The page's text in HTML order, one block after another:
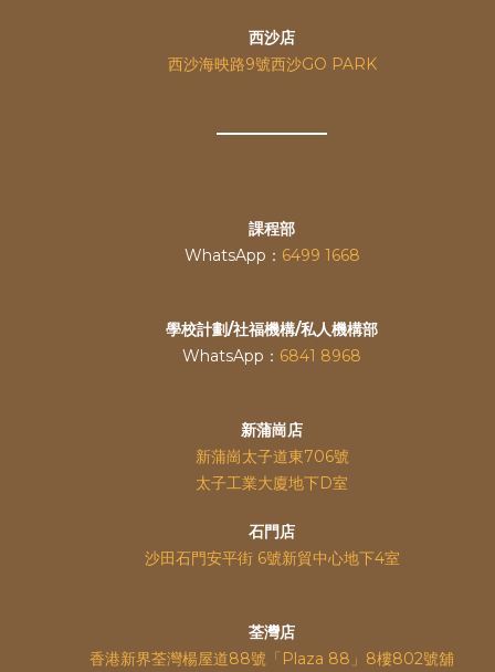
西沙店
西沙海映路9號西沙GO PARK
課程部
WhatsApp： 6499 1668
學校計劃/社福機構/私人機構部
WhatsApp： 6841 8968
新蒲崗店
新蒲崗太子道東706號
太子工業大廈地下D室
石門店
沙田石門安平街 6號新貿中心地下4室
荃灣店
香港新界荃灣楊屋道88號「Plaza 88」8樓802號舖